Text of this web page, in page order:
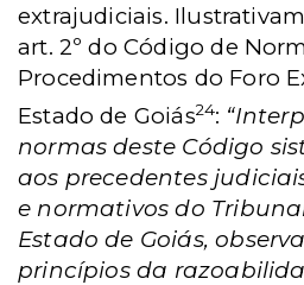
extrajudiciais.
art. 2º do Código de
Procedimentos do Foro
Estado de Goiás24:
normas deste Código
aos precedentes
e normativos do
Estado de Goiás,
princípios da